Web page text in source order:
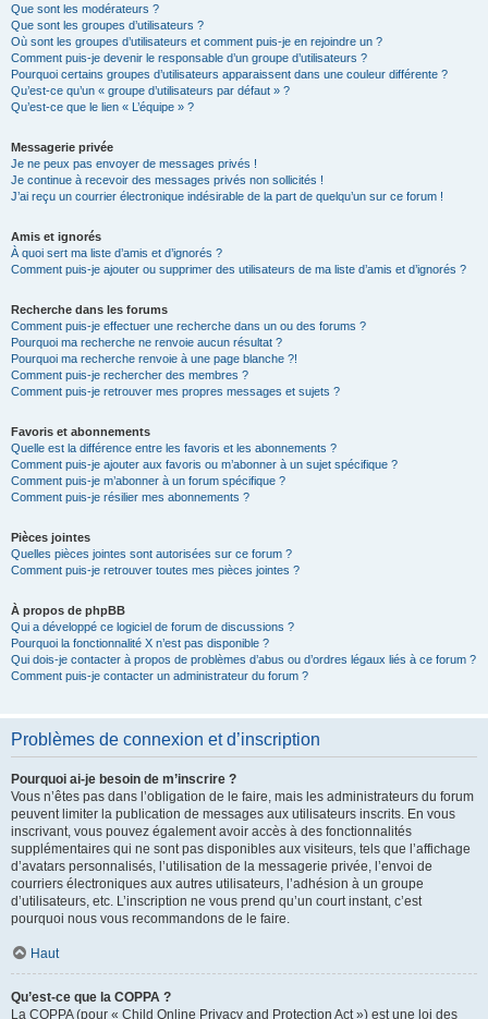
Que sont les modérateurs ?
Que sont les groupes d’utilisateurs ?
Où sont les groupes d’utilisateurs et comment puis-je en rejoindre un ?
Comment puis-je devenir le responsable d’un groupe d’utilisateurs ?
Pourquoi certains groupes d’utilisateurs apparaissent dans une couleur différente ?
Qu’est-ce qu’un « groupe d’utilisateurs par défaut » ?
Qu’est-ce que le lien « L’équipe » ?
Messagerie privée
Je ne peux pas envoyer de messages privés !
Je continue à recevoir des messages privés non sollicités !
J’ai reçu un courrier électronique indésirable de la part de quelqu’un sur ce forum !
Amis et ignorés
À quoi sert ma liste d’amis et d’ignorés ?
Comment puis-je ajouter ou supprimer des utilisateurs de ma liste d’amis et d’ignorés ?
Recherche dans les forums
Comment puis-je effectuer une recherche dans un ou des forums ?
Pourquoi ma recherche ne renvoie aucun résultat ?
Pourquoi ma recherche renvoie à une page blanche ?!
Comment puis-je rechercher des membres ?
Comment puis-je retrouver mes propres messages et sujets ?
Favoris et abonnements
Quelle est la différence entre les favoris et les abonnements ?
Comment puis-je ajouter aux favoris ou m’abonner à un sujet spécifique ?
Comment puis-je m’abonner à un forum spécifique ?
Comment puis-je résilier mes abonnements ?
Pièces jointes
Quelles pièces jointes sont autorisées sur ce forum ?
Comment puis-je retrouver toutes mes pièces jointes ?
À propos de phpBB
Qui a développé ce logiciel de forum de discussions ?
Pourquoi la fonctionnalité X n’est pas disponible ?
Qui dois-je contacter à propos de problèmes d’abus ou d’ordres légaux liés à ce forum ?
Comment puis-je contacter un administrateur du forum ?
Problèmes de connexion et d’inscription
Pourquoi ai-je besoin de m’inscrire ?
Vous n’êtes pas dans l’obligation de le faire, mais les administrateurs du forum
peuvent limiter la publication de messages aux utilisateurs inscrits. En vous
inscrivant, vous pouvez également avoir accès à des fonctionnalités
supplémentaires qui ne sont pas disponibles aux visiteurs, tels que l’affichage
d’avatars personnalisés, l’utilisation de la messagerie privée, l’envoi de
courriers électroniques aux autres utilisateurs, l’adhésion à un groupe
d’utilisateurs, etc. L’inscription ne vous prend qu’un court instant, c’est
pourquoi nous vous recommandons de le faire.
Haut
Qu’est-ce que la COPPA ?
La COPPA (pour « Child Online Privacy and Protection Act ») est une loi des